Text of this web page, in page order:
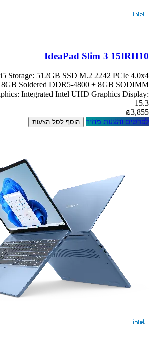
IdeaPad Slim 3 15IRH10
Storage: 512GB SSD M.2 2242 PCIe 4.0x4
Soldered DDR5-4800 + 8GB SODIMM
Integrated Intel UHD Graphics Display:
15.3
₪3,855
לפרטים והצעת מחיר
הוסף לסל הצעות